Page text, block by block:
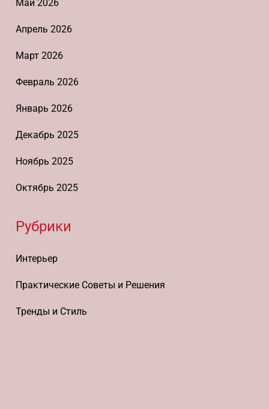
Май 2026
Апрель 2026
Март 2026
Февраль 2026
Январь 2026
Декабрь 2025
Ноябрь 2025
Октябрь 2025
Рубрики
Интерьер
Практические Советы и Решения
Тренды и Стиль